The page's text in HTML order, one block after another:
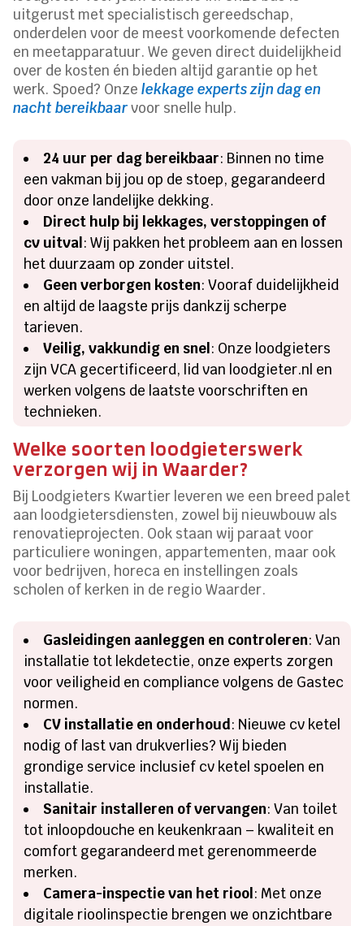
uitgerust met specialistisch gereedschap,
onderdelen voor de meest voorkomende defecten
en meetapparatuur. We geven direct duidelijkheid
over de kosten én bieden altijd garantie op het
werk. Spoed? Onzelekkage experts zijn dag en
nacht bereikbaarvoor snelle hulp.
24 uur per dag bereikbaar: Binnen no time
een vakman bij jou op de stoep, gegarandeerd
door onze landelijke dekking.
Direct hulp bij lekkages, verstoppingen of
cv uitval : Wij pakken het probleem aan en lossen
het duurzaam op zonder uitstel.
Geen verborgen kosten: Vooraf duidelijkheid
en altijd de laagste prijs dankzij scherpe
tarieven.
Veilig, vakkundig en snel : Onze loodgieters
zijn VCA gecertificeerd, lid van loodgieter.nl en
werken volgens de laatste voorschriften en
technieken.
Welke soorten loodgieterswerk
verzorgen wij in Waarder?
Bij Loodgieters Kwartier leveren we een breed palet
aan loodgietersdiensten, zowel bij nieuwbouw als
renovatieprojecten. Ook staan wij paraat voor
particuliere woningen, appartementen, maar ook
voor bedrijven, horeca en instellingen zoals
scholen of kerken in de regio Waarder.
Gasleidingen aanleggen en controleren: Van
installatie tot lekdetectie, onze experts zorgen
voor veiligheid en compliance volgens de Gastec
normen.
CV installatie en onderhoud: Nieuwe cv ketel
nodig of last van drukverlies? Wij bieden
grondige service inclusief cv ketel spoelen en
installatie.
Sanitair installeren of vervangen: Van toilet
tot inloopdouche en keukenkraan – kwaliteit en
comfort gegarandeerd met gerenommeerde
merken.
Camera-inspectie van het riool : Met onze
digitale rioolinspectie brengen we onzichtbare